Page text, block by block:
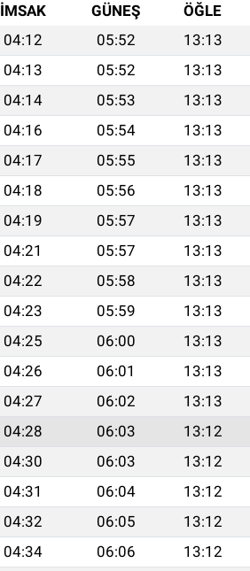
İMSAK GÜNEŞ ÖĞLE
04:12 05:52 13:13
04:13 05:52 13:13
04:14 05:53 13:13
04:16 05:54 13:13
04:17 05:55 13:13
04:18 05:56 13:13
04:19 05:57 13:13
04:21 05:57 13:13
04:22 05:58 13:13
04:23 05:59 13:13
04:25 06:00 13:13
04:26 06:01 13:13
04:27 06:02 13:13
04:28 06:03 13:12
04:30 06:03 13:12
04:31 06:04 13:12
04:32 06:05 13:12
04:34 06:06 13:12